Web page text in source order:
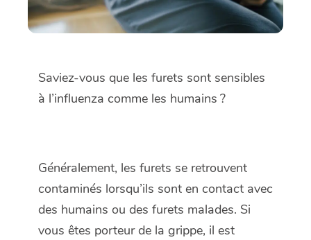
Saviez-vous que les furets sont sensibles
à l’influenza comme les humains ?
Généralement, les furets se retrouvent
contaminés lorsqu’ils sont en contact avec
des humains ou des furets malades. Si
vous êtes porteur de la grippe, il est